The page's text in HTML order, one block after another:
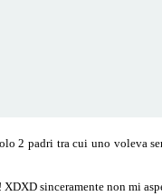
2 padri tra cui uno voleva
sinceramente non mi